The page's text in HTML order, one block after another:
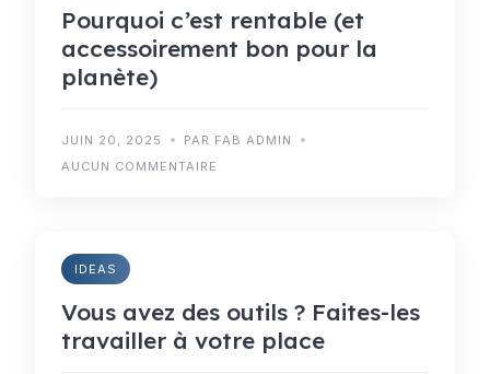
Pourquoi c’est rentable (et
accessoirement bon pour la
planète)
JUIN 20, 2025
PAR FAB ADMIN
AUCUN COMMENTAIRE
IDEAS
Vous avez des outils ? Faites-les
travailler à votre place